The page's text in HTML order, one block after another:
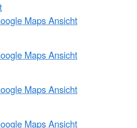
Maps Ansicht
Maps Ansicht
Maps Ansicht
Maps Ansicht